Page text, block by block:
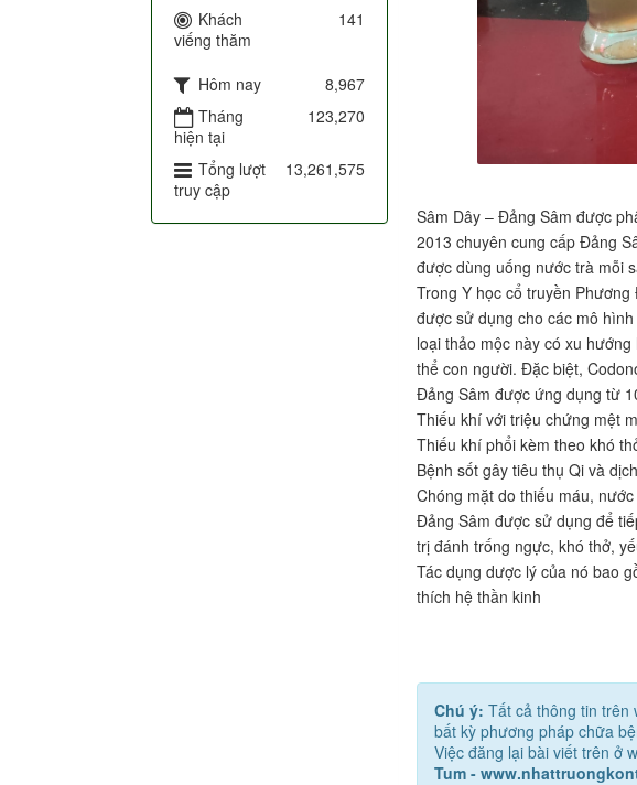
Sâm Dây – Đảng Sâm được
2013 chuyên cung cấp Đảng
được dùng uống nước trà mỗi
Trong Y học cổ truyền
được sử dụng cho các mô
loại thảo mộc này có xu
thể con người. Đặc biệt,
Đảng Sâm được ứng dụng từ
Thiếu khí với triệu chứng mệt
Thiếu khí phổi kèm theo khó
Bệnh sốt gây tiêu thụ Qi và
Chóng mặt do thiếu máu,
Đảng Sâm được sử dụng để
trị đánh trống ngực, khó thở,
Tác dụng dược lý của nó bao
thích hệ thần kinh
Chú ý: Tất cả thông tin trên
bất kỳ phương pháp chữa
Việc đăng lại bài viết trên ở
Tum -
Khách
viếng thăm
141
Hôm nay
8,967
Tháng
hiện tại
123,270
Tổng lượt
truy cập
13,261,575